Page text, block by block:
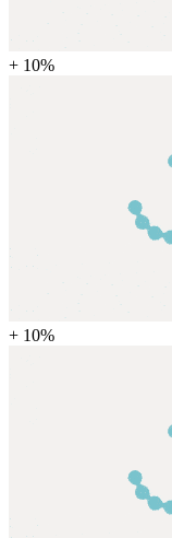
+ 10%
+ 10%